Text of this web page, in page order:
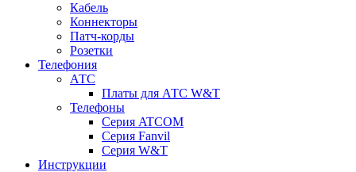
Кабель
Коннекторы
Патч-корды
Розетки
Телефония
АТС
Платы для АТС W&T
Телефоны
Серия ATCOM
Серия Fanvil
Серия W&T
Инструкции